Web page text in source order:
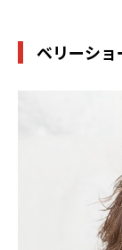
ベリーショ